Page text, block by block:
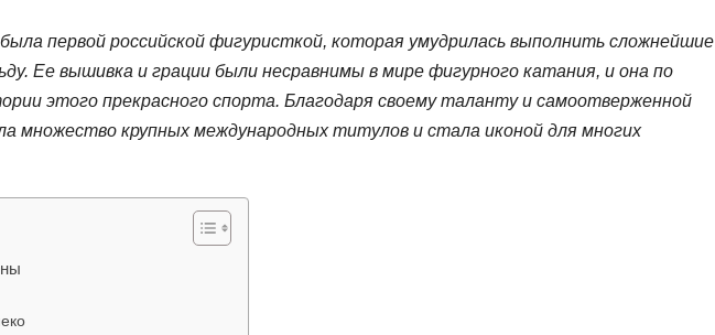
первой российской фигуристкой, которая умудрилась выполнить сложнейшие
Ее вышивка и грации были несравнимы в мире фигурного катания, и она по
этого прекрасного спорта. Благодаря своему таланту и самоотверженной
множество крупных международных титулов и стала иконой для многих